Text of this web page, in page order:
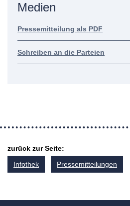
Medien
Pressemitteilung als PDF
Schreiben an die Parteien
zurück zur Seite:
Infothek
Pressemitteilungen